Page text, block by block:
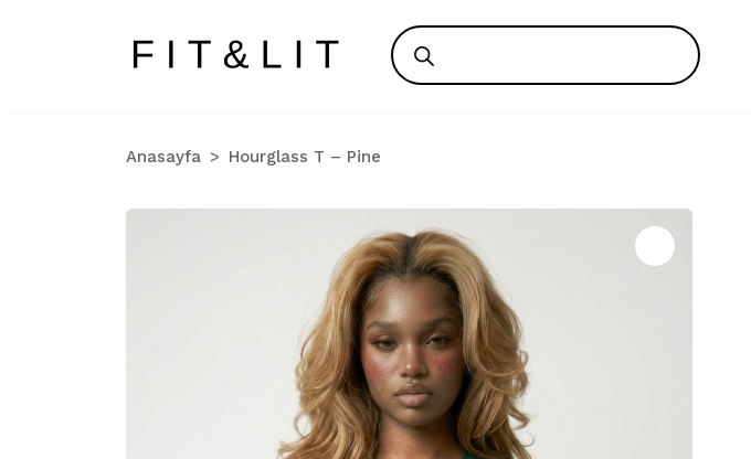
Products
search
Anasayfa Hourglass T – Pine
Zoom